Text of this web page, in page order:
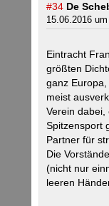
#34 De
15.06.2016
Eintracht
größten
ganz
meist
Verein dabei,
Spitzensport
Partner für
Die
(nicht nur
leeren